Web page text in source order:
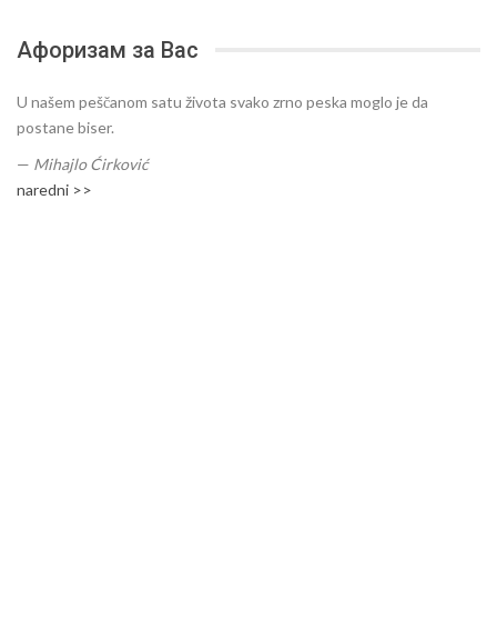
Афоризам за Вас
U našem peščanom satu života svako zrno peska moglo je da
postane biser.
— Mihajlo Ćirković
naredni >>